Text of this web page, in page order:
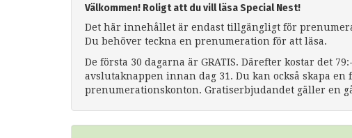
Välkommen! Roligt att du vill läsa Special Nest!
Det här innehållet är endast tillgängligt för
Du behöver teckna en prenumeration för att läsa.
De första 30 dagarna är GRATIS. Därefter kostar det
avslutaknappen innan dag 31. Du kan också skapa
prenumerationskonton. Gratiserbjudandet gäller en